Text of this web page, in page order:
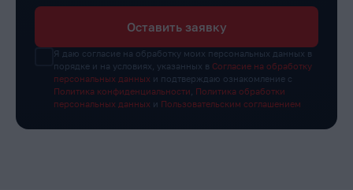
Оставить заявку
Я даю согласие на обработку моих персональных данных в
порядке и на условиях, указанных в Согласие на обработку
персональных данных и подтверждаю ознакомление с
Политика конфиденциальности
Политика обработки
персональных данных и Пользовательским соглашением